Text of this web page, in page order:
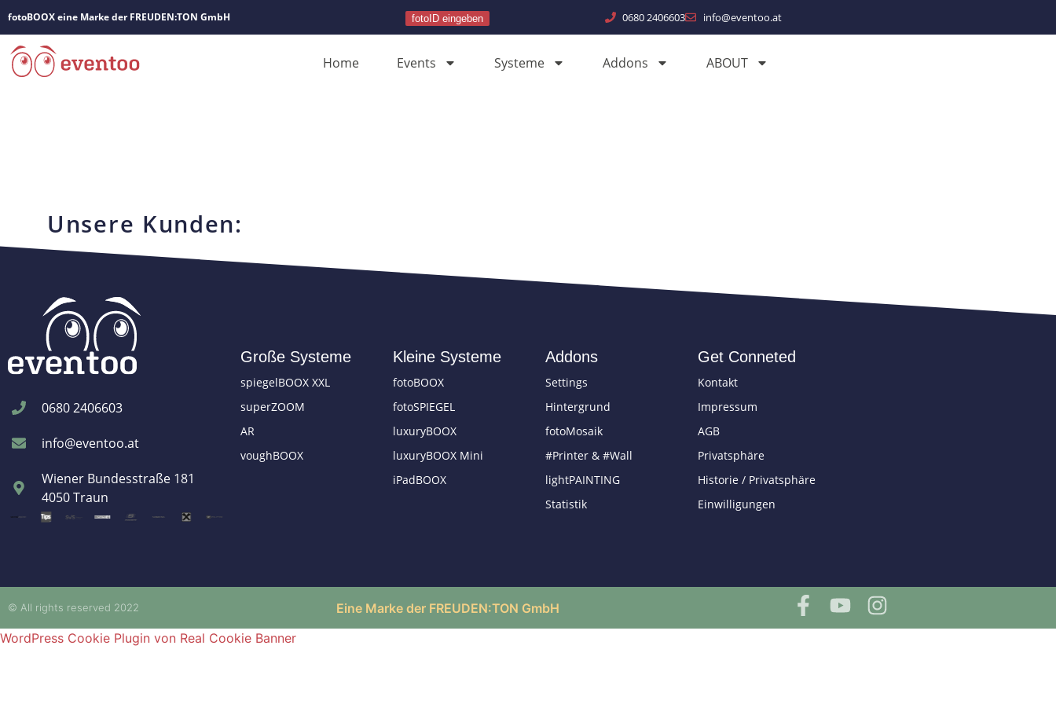
fotoBOOX eine Marke der FREUDEN:TON GmbH fotoID eingeben 0680 2406603 info@eventoo.at
Home Events Systeme Addons ABOUT
Unsere Kunden:
0680 2406603
info@eventoo.at
Wiener Bundesstraße 181
4050 Traun
Große Systeme
spiegelBOOX XXL
superZOOM
AR
voughBOOX
Kleine Systeme
fotoBOOX
fotoSPIEGEL
luxuryBOOX
luxuryBOOX Mini
iPadBOOX
Addons
Settings
Hintergrund
fotoMosaik
#Printer & #Wall
lightPAINTING
Statistik
Get Conneted
Kontakt
Impressum
AGB
Privatsphäre
Historie / Privatsphäre
Einwilligungen
© All rights reserved 2022
Eine Marke der FREUDEN:TON GmbH
WordPress Cookie Plugin von Real Cookie Banner